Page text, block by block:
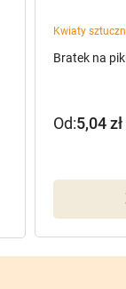
Kwiaty
Bratek na
Od:5,04zł